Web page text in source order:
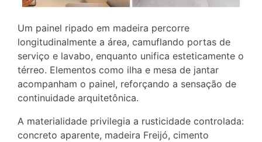
Um painel ripado em madeira percorre
longitudinalmente a área, camuflando portas de
serviço e lavabo, enquanto unifica esteticamente o
térreo. Elementos como ilha e mesa de jantar
acompanham o painel, reforçando a sensação de
continuidade arquitetônica.
A materialidade privilegia a rusticidade controlada:
concreto aparente, madeira Freijó, cimento